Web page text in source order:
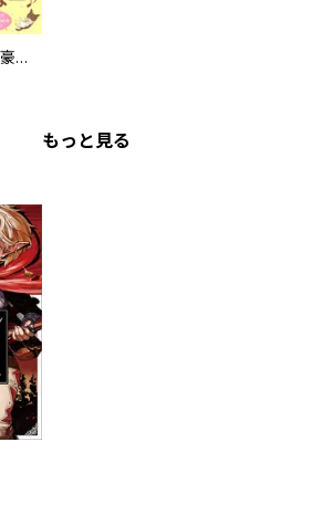
野性のぽーぽー【豪華版】
もっと見る